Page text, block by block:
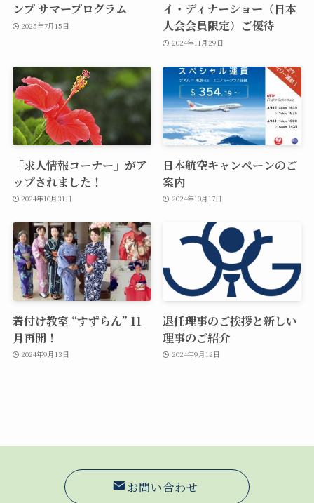
ンプ サマープログラム
2025年7月15日
イ・ディナーショー（日本
人会会員限定）ご優待
2024年11月29日
「求人情報コーナー」がア
ップされました！
2024年10月31日
日本航空キャンペーンのご
案内
2024年10月17日
着付け教室 “すずらん” 11
月再開！
2024年9月13日
退任理事のご挨拶と新しい
理事のご紹介
2024年9月12日
お問い合わせ